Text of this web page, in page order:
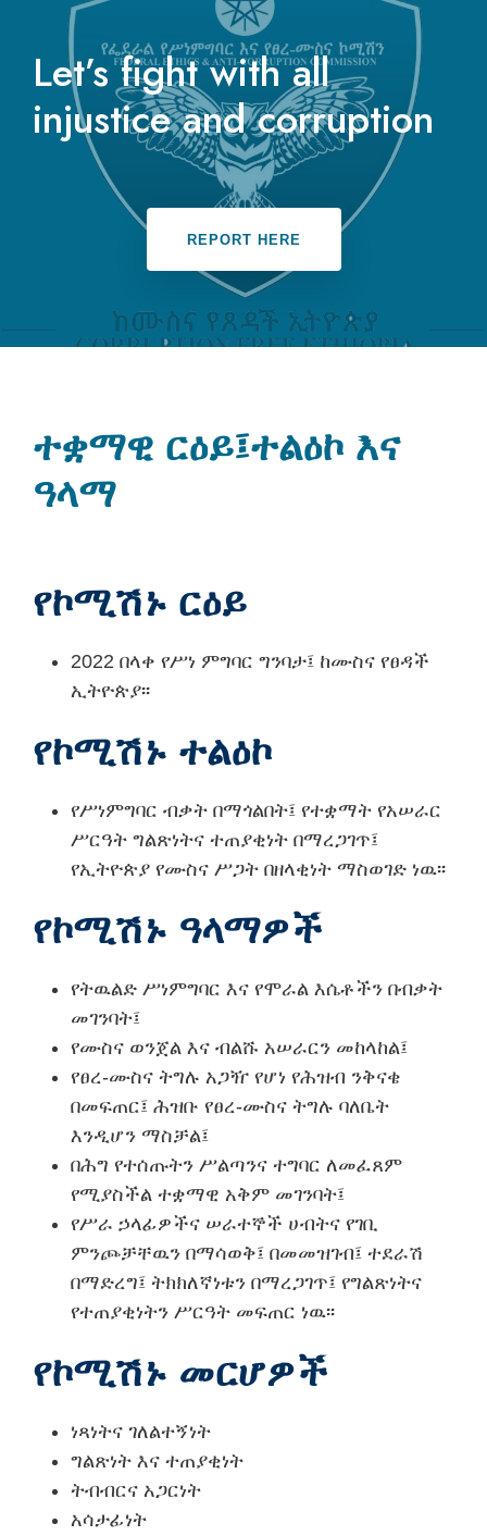
Let’s fight with all
injustice and corruption
REPORT HERE
ተቋማዊ ርዕይ፤ተልዕኮ እና
ዓላማ
የኮሚሽኑ ርዕይ
2022 በላቀ የሥነ ምግባር ግንባታ፤ ከሙስና የፀዳች
ኢትዮጵያ፡፡
የኮሚሽኑ ተልዕኮ
የሥነምግባር ብቃት በማጎልበት፤ የተቋማት የአሠራር
ሥርዓት ግልጽነትና ተጠያቂነት በማረጋገጥ፤
የኢትዮጵያ የሙስና ሥጋት በዘላቂነት ማስወገድ ነዉ፡፡
የኮሚሽኑ ዓላማዎች
የትዉልድ ሥነምግባር እና የሞራል እሴቶችን በብቃት
መገንባት፤
የሙስና ወንጀል እና ብልሹ አሠራርን መከላከል፤
የፀረ-ሙስና ትግሉ አጋዥ የሆነ የሕዝብ ንቅናቄ
በመፍጠር፤ ሕዝቡ የፀረ-ሙስና ትግሉ ባለቤት
እንዲሆን ማስቻል፤
በሕግ የተሰጡትን ሥልጣንና ተግባር ለመፈጸም
የሚያስችል ተቋማዊ አቅም መገንባት፤
የሥራ ኃላፊዎችና ሠራተኞች ሀብትና የገቢ
ምንጮቻቸዉን በማሳወቅ፤ በመመዝገብ፤ ተደራሽ
በማድረግ፤ ትክክለኛነቱን በማረጋገጥ፤ የግልጽነትና
የተጠያቂነትን ሥርዓት መፍጠር ነዉ፡፡
የኮሚሽኑ መርሆዎች
ነጻነትና ገለልተኝነት
ግልጽነት እና ተጠያቂነት
ትብብርና አጋርነት
አሳታፊነት